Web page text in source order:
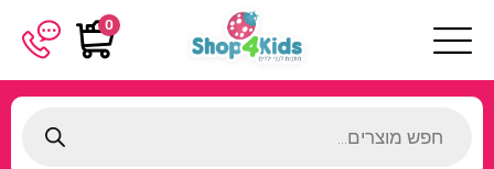
0
search